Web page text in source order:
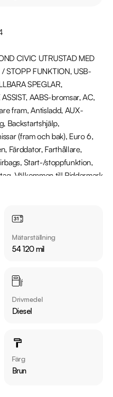
CIVIC UTRUSTAD MED
/ STOPP FUNKTION, USB-
SPEGLAR,
AABS-bromsar, AC,
fram, Antisladd, AUX-
Backstartshjälp,
(fram och bak), Euro 6,
Färddator, Farthållare,
Start-/stoppfunktion,
Välkommen till Riddermark
bilfirma! Vi testar
KKO454/.
Mätarställning
54 120 mil
Drivmedel
Diesel
Färg
Brun